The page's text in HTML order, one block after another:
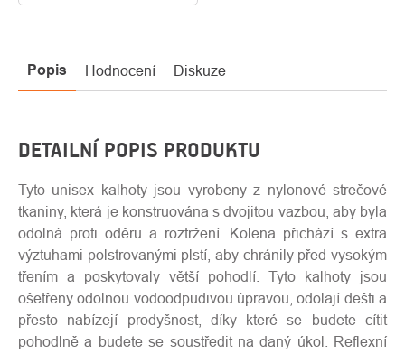
Popis Hodnocení Diskuze
DETAILNÍ POPIS PRODUKTU
Tyto unisex kalhoty jsou vyrobeny z nylonové strečové
tkaniny, která je konstruována s dvojitou vazbou, aby byla
odolná proti oděru a roztržení. Kolena přichází s extra
výztuhami polstrovanými plstí, aby chránily před vysokým
třením a poskytovaly větší pohodlí. Tyto kalhoty jsou
ošetřeny odolnou vodoodpudivou úpravou, odolají dešti a
přesto nabízejí prodyšnost, díky které se budete cítit
pohodlně a budete se soustředit na daný úkol. Reflexní